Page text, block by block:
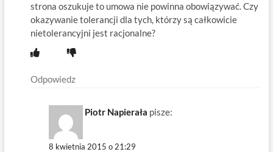
strona oszukuje to umowa nie powinna obowiązywać. Czy
okazywanie tolerancji dla tych, którzy są całkowicie
nietolerancyjni jest racjonalne?
Odpowiedz
Piotr Napierała pisze:
8 kwietnia 2015 o 21:29